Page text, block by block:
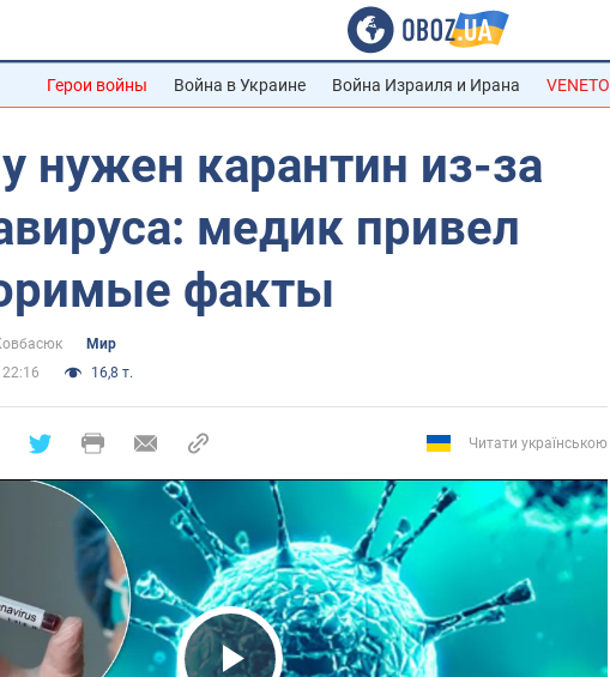
Герои войны Война в Украине Война Израиля и Ирана VENETO
нужен карантин из-за
медик привел
факты
Мир
16,8 т.
Читати українською